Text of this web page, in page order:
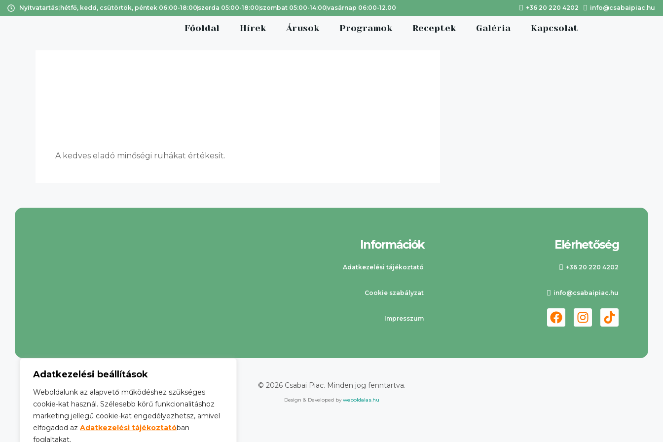
Adatkezelési beállítások
Weboldalunk az alapvető működéshez szükséges
cookie-kat használ. Szélesebb körű funkcionalitáshoz
marketing jellegű cookie-kat engedélyezhetsz, amivel
elfogadod az Adatkezelési tájékoztatóban
foglaltakat.
Nyitvatartás:hétfő, kedd, csütörtök, péntek 06:00-18:00szerda 05:00-18:00szombat 05:00-14:00vasárnap 06:00-12.00 +36 20 220 4202 info@csabaipiac.hu
Főoldal Hírek Árusok Programok Receptek Galéria Kapcsolat
A kedves eladó minőségi ruhákat értékesít.
Információk
Adatkezelési tájékoztató
Cookie szabályzat
Impresszum
Elérhetőség
+36 20 220 4202
info@csabaipiac.hu
© 2026Csabai Piac. Minden jog fenntartva.
Design & Developed byweboldalas.hu